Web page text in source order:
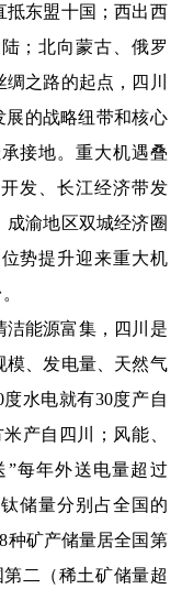
抵东盟十国；西出西
；北向蒙古、俄罗
之路的起点，四川
展的战略纽带和核心
接地。重大机遇叠
发、长江经济带发
成渝地区双城经济圈
势提升迎来重大机
洁能源富集，四川是
模、发电量、天然气
水电就有30度产自
产自四川；风能、
”每年外送电量超过
储量分别占全国的
种矿产储量居全国第
二（稀土矿储量超